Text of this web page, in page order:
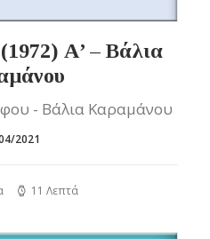
Α’ – Βάλια
- Βάλια Καραμάνου
2021
11 Λεπτά